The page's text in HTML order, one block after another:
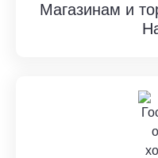
Магазинам и